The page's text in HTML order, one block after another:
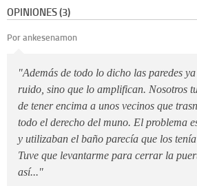
OPINIONES (3)
Por ankesenamon
"Además de todo lo dicho las paredes
ruido, sino que lo amplifican. Nosotros
de tener encima a unos vecinos que
todo el derecho del muno. El problema
y utilizaban el baño parecía que los
Tuve que levantarme para cerrar la
así..."